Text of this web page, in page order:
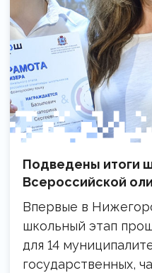
Подведены итоги
Всероссийской
Впервые в
школьный этап
для 14
государственных,